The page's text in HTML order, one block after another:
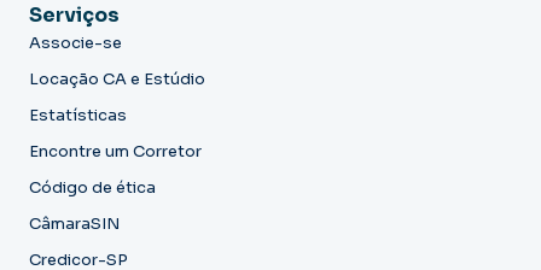
Serviços
Associe-se
Locação CA e Estúdio
Estatísticas
Encontre um Corretor
Código de ética
CâmaraSIN
Credicor-SP